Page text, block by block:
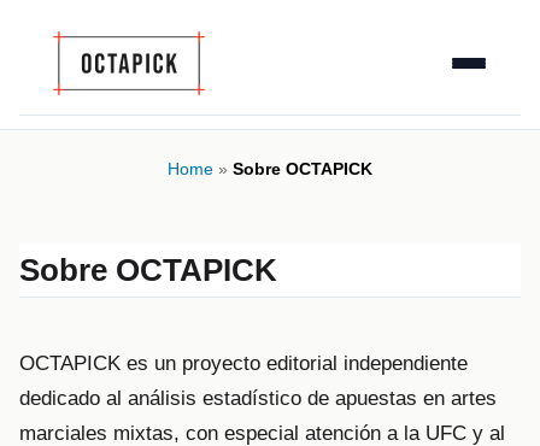
Home » Sobre OCTAPICK
Sobre OCTAPICK
OCTAPICK es un proyecto editorial independiente
dedicado al análisis estadístico de apuestas en artes
marciales mixtas, con especial atención a la UFC y al